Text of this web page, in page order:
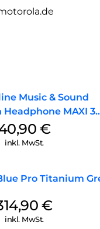
Music & Sound
MAXI 3
Purple€
inkl. MwSt.
Pro Titanium
€
inkl. MwSt.